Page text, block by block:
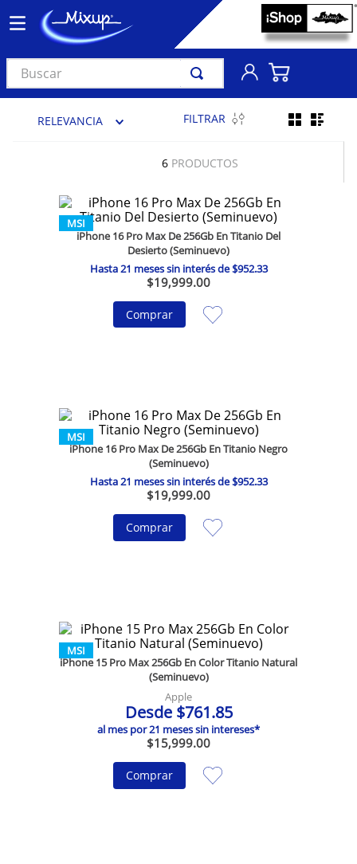
Buscar
RELEVANCIA FILTRAR
6 PRODUCTOS
MSI
iPhone 16 Pro Max De 256Gb En Titanio Del
Desierto (Seminuevo)
Hasta21 meses sin interés de$952.33
$19,999.00
Comprar
MSI
iPhone 16 Pro Max De 256Gb En Titanio Negro
(Seminuevo)
Hasta21 meses sin interés de$952.33
$19,999.00
Comprar
MSI
iPhone 15 Pro Max 256Gb En Color Titanio Natural
(Seminuevo)
Apple
Desde $761.85
al mes por21 meses sin intereses*
$15,999.00
Comprar
1.
vinil
4.
madonna
ariana grande
bts
manga